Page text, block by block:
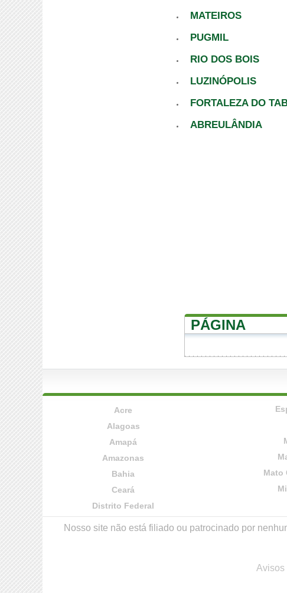
MATEIROS
PUGMIL
RIO DOS BOIS
LUZINÓPOLIS
FORTALEZA DO
ABREULÂNDIA
PÁGINA
Acre
Alagoas
Amapá
Amazonas
Bahia
Ceará
Distrito Federal
Mato
Nosso site não está filiado ou patrocinado por
Avisos